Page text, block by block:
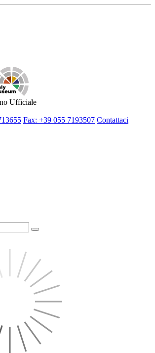
Ufficiale
Fax: +39 055 7193507 Contattaci